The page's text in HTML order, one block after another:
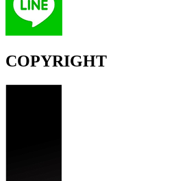
COPYRIGHT